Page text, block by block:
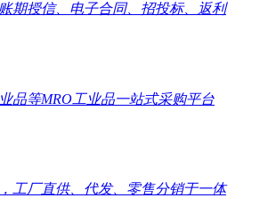
期授信、电子合同、招投标、返利
品等MRO工业品一站式采购平台
工厂直供、代发、零售分销于一体